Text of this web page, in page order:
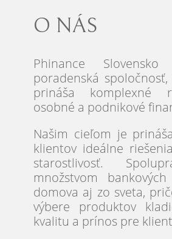
O NÁS
Phinance
poradenská
prináša komplexné
osobné a podnikové
Našim cieľom je
klientov ideálne
starostlivosť.
množstvom
domova aj zo sveta,
výbere produktov
kvalitu a prínos pre